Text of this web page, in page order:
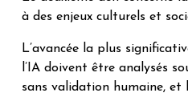
à des enjeux culturels et
L’avancée la plus
l’IA doivent être analysés
sans validation humaine,